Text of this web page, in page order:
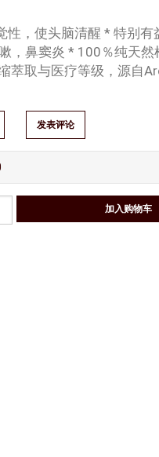
性，使头脑清醒 * 特别有
，鼻窦炎 * 100％纯天
萃取与医疗等级，源自
发表评论